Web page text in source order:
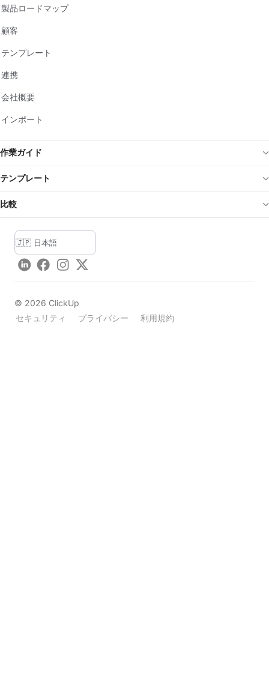
製品ロードマップ
顧客
テンプレート
連携
会社概要
インポート
作業ガイド
テンプレート
比較
LinkedInFacebook
Instagram
Twitter
© 2026 ClickUp
セキュリティ
プライバシー 利用規約